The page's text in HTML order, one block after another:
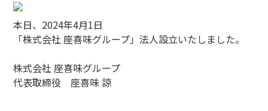
本日、2024年4月1日
「株式会社 座喜味グループ」法人設立いたしました。
株式会社 座喜味グループ
代表取締役 座喜味 諒